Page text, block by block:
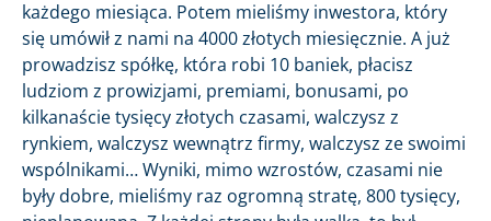
każdego miesiąca. Potem mieliśmy inwestora, który
się umówił z nami na 4000 złotych miesięcznie. A już
prowadzisz spółkę, która robi 10 baniek, płacisz
ludziom z prowizjami, premiami, bonusami, po
kilkanaście tysięcy złotych czasami, walczysz z
rynkiem, walczysz wewnątrz firmy, walczysz ze swoimi
wspólnikami… Wyniki, mimo wzrostów, czasami nie
były dobre, mieliśmy raz ogromną stratę, 800 tysięcy,